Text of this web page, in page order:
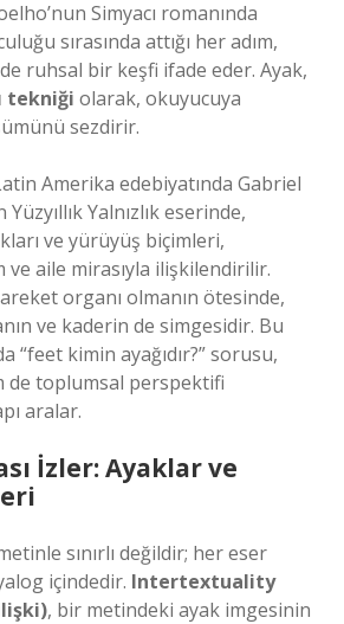
Simyacı romanında
sırasında attığı her adım,
ruhsal bir keşfi ifade eder. Ayak,
tekniği olarak, okuyucuya
sezdirir.
Amerika edebiyatında Gabriel
Yalnızlık eserinde,
ve yürüyüş biçimleri,
aile mirasıyla ilişkilendirilir.
organı olmanın ötesinde,
ve kaderin de simgesidir. Bu
“feet kimin ayağıdır?” sorusu,
de toplumsal perspektifi
aralar.
İzler: Ayaklar ve
sınırlı değildir; her eser
içindedir. Intertextuality
, bir metindeki ayak imgesinin